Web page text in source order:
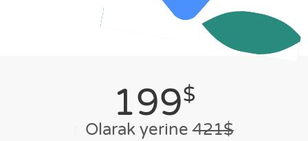
199$
Olarak yerine 421$